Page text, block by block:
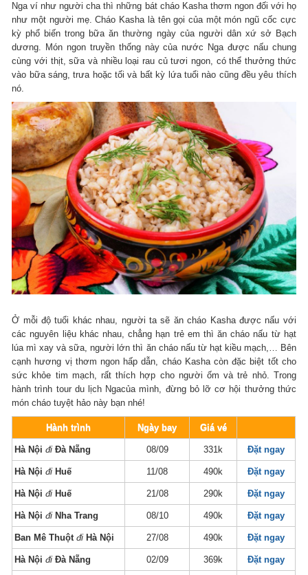
Nga ví như người cha thì những bát cháo Kasha thơm ngon đối với họ
như một người mẹ. Cháo Kasha là tên gọi của một món ngũ cốc cực
kỳ phổ biến trong bữa ăn thường ngày của người dân xứ sở Bạch
dương. Món ngon truyền thống này của nước Nga được nấu chung
cùng với thịt, sữa và nhiều loại rau củ tươi ngon, có thể thưởng thức
vào bữa sáng, trưa hoặc tối và bất kỳ lứa tuổi nào cũng đều yêu thích
nó.
Ở mỗi độ tuổi khác nhau, người ta sẽ ăn cháo Kasha được nấu với
các nguyên liệu khác nhau, chẳng hạn trẻ em thì ăn cháo nấu từ hạt
lúa mì xay và sữa, người lớn thì ăn cháo nấu từ hạt kiều mạch,… Bên
cạnh hương vị thơm ngon hấp dẫn, cháo Kasha còn đặc biệt tốt cho
sức khỏe tim mạch, rất thích hợp cho người ốm và trẻ nhỏ. Trong
hành trình tour du lịch Ngacủa mình, đừng bỏ lỡ cơ hội thưởng thức
món cháo tuyệt hảo này bạn nhé!
Hành trình Ngày bay Giá vé
Hà Nộiđi Đà Nẵng 08/09 331k Đặt ngay
Hà Nộiđi Huế 11/08 490k Đặt ngay
Hà Nộiđi Huế 21/08 290k Đặt ngay
Hà Nộiđi Nha Trang 08/10 490k Đặt ngay
Ban Mê Thuộtđi Hà Nội 27/08 490k Đặt ngay
Hà Nộiđi Đà Nẵng 02/09 369k Đặt ngay